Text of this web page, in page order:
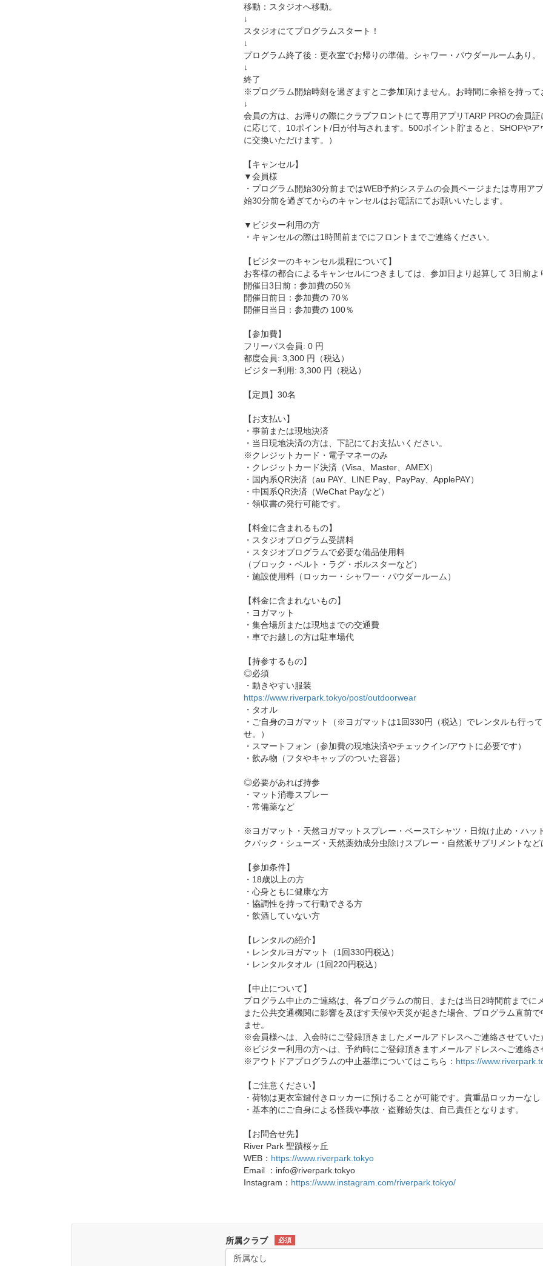
移動：スタジオへ移動。
↓
スタジオにてプログラムスタート！
↓
プログラム終了後：更衣室でお帰りの準備。シャワー・パウダールームあり。
↓
終了
※プログラム開始時刻を過ぎますとご参加頂けません。お時間に余裕を持って
↓
会員の方は、お帰りの際にクラブフロントにて専用アプリTARP PROの会員
に応じて、10ポイント/日が付与されます。500ポイント貯まると、SHOPや
に交換いただけます。）
【キャンセル】
▼会員様
・プログラム開始30分前まではWEB予約システムの会員ページまたは専用
始30分前を過ぎてからのキャンセルはお電話にてお願いいたします。
▼ビジター利用の方
・キャンセルの際は1時間前までにフロントまでご連絡ください。
【ビジターのキャンセル規程について】
お客様の都合によるキャンセルにつきましては、参加日より起算して 3日前よ
開催日3日前：参加費の50％
開催日前日：参加費の 70％
開催日当日：参加費の 100％
【参加費】
フリーパス会員: 0 円
都度会員: 3,300 円（税込）
ビジター利用: 3,300 円（税込）
【定員】30名
【お支払い】
・事前または現地決済
・当日現地決済の方は、下記にてお支払いください。
※クレジットカード・電子マネーのみ
・クレジットカード決済（Visa、Master、AMEX）
・国内系QR決済（au PAY、LINE Pay、PayPay、ApplePAY）
・中国系QR決済（WeChat Payなど）
・領収書の発行可能です。
【料金に含まれるもの】
・スタジオプログラム受講料
・スタジオプログラムで必要な備品使用料
（ブロック・ベルト・ラグ・ボルスターなど）
・施設使用料（ロッカー・シャワー・パウダールーム）
【料金に含まれないもの】
・ヨガマット
・集合場所または現地までの交通費
・車でお越しの方は駐車場代
【持参するもの】
◎必須
・動きやすい服装
https://www.riverpark.tokyo/post/outdoorwear
・タオル
・ご自身のヨガマット（※ヨガマットは1回330円（税込）でレンタルも行っ
せ。）
・スマートフォン（参加費の現地決済やチェックイン/アウトに必要です）
・飲み物（フタやキャップのついた容器）
◎必要があれば持参
・マット消毒スプレー
・常備薬など
※ヨガマット・天然ヨガマットスプレー・ベースTシャツ・日焼け止め・ハッ
クパック・シューズ・天然薬効成分虫除けスプレー・自然派サプリメントなど
【参加条件】
・18歳以上の方
・心身ともに健康な方
・協調性を持って行動できる方
・飲酒していない方
【レンタルの紹介】
・レンタルヨガマット（1回330円税込）
・レンタルタオル（1回220円税込）
【中止について】
プログラム中止のご連絡は、各プログラムの前日、または当日2時間前までに
また公共交通機関に影響を及ぼす天候や天災が起きた場合、プログラム直前
ませ。
※会員様へは、入会時にご登録頂きましたメールアドレスへご連絡させていた
※ビジター利用の方へは、予約時にご登録頂きますメールアドレスへご連絡さ
※アウトドアプログラムの中止基準についてはこちら： https://
【ご注意ください】
・荷物は更衣室鍵付きロッカーに預けることが可能です。貴重品ロッカーなし
・基本的にご自身による怪我や事故・盗難紛失は、自己責任となります。
【お問合せ先】
River Park 聖蹟桜ヶ丘
WEB： https://www.riverpark.tokyo
Email ：info@riverpark.tokyo
Instagram： https://www.instagram.com/riverpark.tokyo/
所属クラブ 必須